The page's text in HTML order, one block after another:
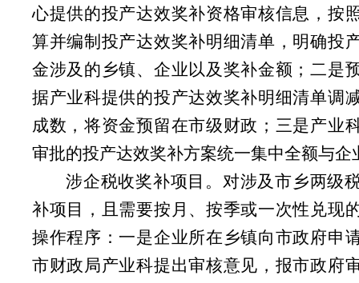
心提供的投产达效奖补资格审核信息，按
算并编制投产达效奖补明细清单，明确投
金涉及的乡镇、企业以及奖补金额；二是
据产业科提供的投产达效奖补明细清单调
成数，将资金预留在市级财政；三是产业
审批的投产达效奖补方案统一集中全额与企
涉企税收奖补项目。对涉及市乡两级
补项目，且需要按月、按季或一次性兑现
操作程序：一是企业所在乡镇向市政府申
市财政局产业科提出审核意见，报市政府